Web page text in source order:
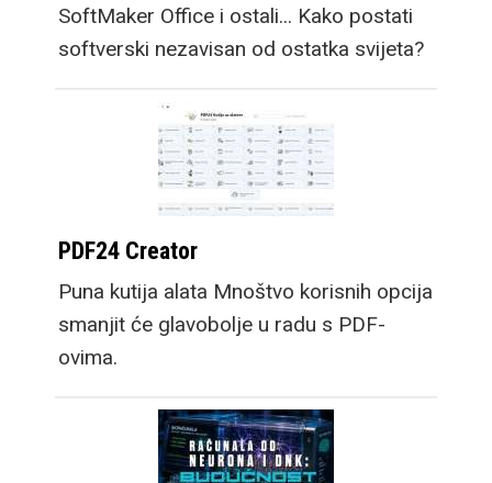
SoftMaker Office i ostali... Kako postati
softverski nezavisan od ostatka svijeta?
PDF24 Creator
Puna kutija alata Mnoštvo korisnih opcija
smanjit će glavobolje u radu s PDF-
ovima.